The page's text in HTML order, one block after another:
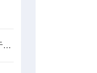
固纬自动失真仪都能用于哪些场合？